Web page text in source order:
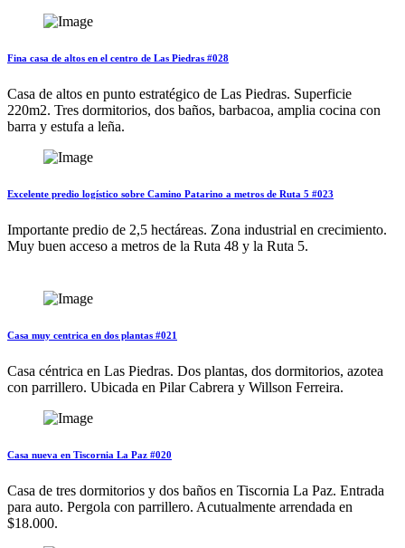
Fina casa de altos en el centro de Las Piedras #028
Casa de altos en punto estratégico de Las Piedras. Superficie
220m2. Tres dormitorios, dos baños, barbacoa, amplia cocina con
barra y estufa a leña.
Excelente predio logístico sobre Camino Patarino a metros de Ruta 5 #023
Importante predio de 2,5 hectáreas. Zona industrial en crecimiento.
Muy buen acceso a metros de la Ruta 48 y la Ruta 5.
Casa muy centrica en dos plantas #021
Casa céntrica en Las Piedras. Dos plantas, dos dormitorios, azotea
con parrillero. Ubicada en Pilar Cabrera y Willson Ferreira.
Casa nueva en Tiscornia La Paz #020
Casa de tres dormitorios y dos baños en Tiscornia La Paz. Entrada
para auto. Pergola con parrillero. Acutualmente arrendada en
$18.000.